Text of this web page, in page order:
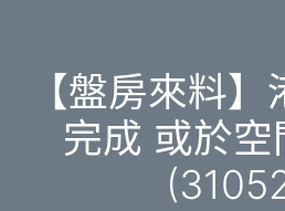
【盤房來料
完成 或於